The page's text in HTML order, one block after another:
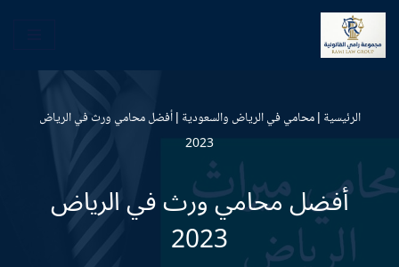
تخطى
الرئيسية |محامي في الرياض والسعودية |أفضل محامي ورث في الرياض
2023
أفضل محامي ورث في الرياض
2023